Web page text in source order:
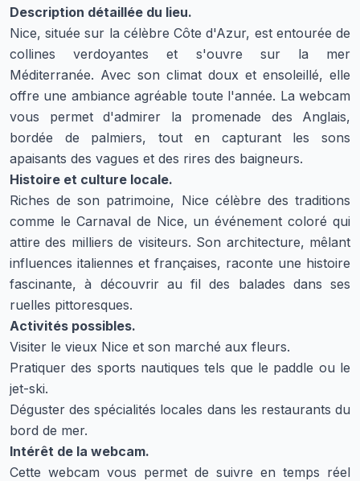
Description détaillée du lieu.
Nice, située sur la célèbre Côte d'Azur, est entourée de
collines verdoyantes et s'ouvre sur la mer
Méditerranée. Avec son climat doux et ensoleillé, elle
offre une ambiance agréable toute l'année. La webcam
vous permet d'admirer la promenade des Anglais,
bordée de palmiers, tout en capturant les sons
apaisants des vagues et des rires des baigneurs.
Histoire et culture locale.
Riches de son patrimoine, Nice célèbre des traditions
comme le Carnaval de Nice, un événement coloré qui
attire des milliers de visiteurs. Son architecture, mêlant
influences italiennes et françaises, raconte une histoire
fascinante, à découvrir au fil des balades dans ses
ruelles pittoresques.
Activités possibles.
Visiter le vieux Nice et son marché aux fleurs.
Pratiquer des sports nautiques tels que le paddle ou le
jet-ski.
Déguster des spécialités locales dans les restaurants du
bord de mer.
Intérêt de la webcam.
Cette webcam vous permet de suivre en temps réel